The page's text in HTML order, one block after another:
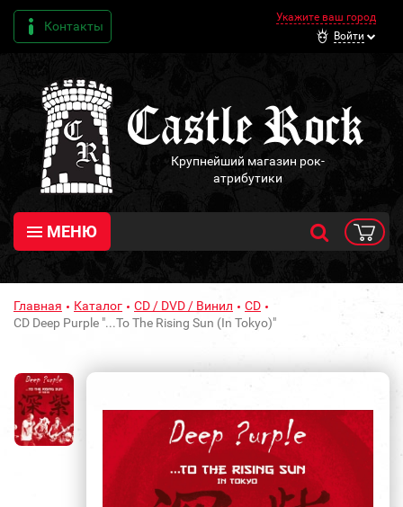
Контакты
Укажите ваш город
Войти
Крупнейший магазин рок-
атрибутики
МЕНЮ
Главная Каталог CD / DVD / Винил
CD
CD Deep Purple "...To The Rising Sun (In Tokyo)"